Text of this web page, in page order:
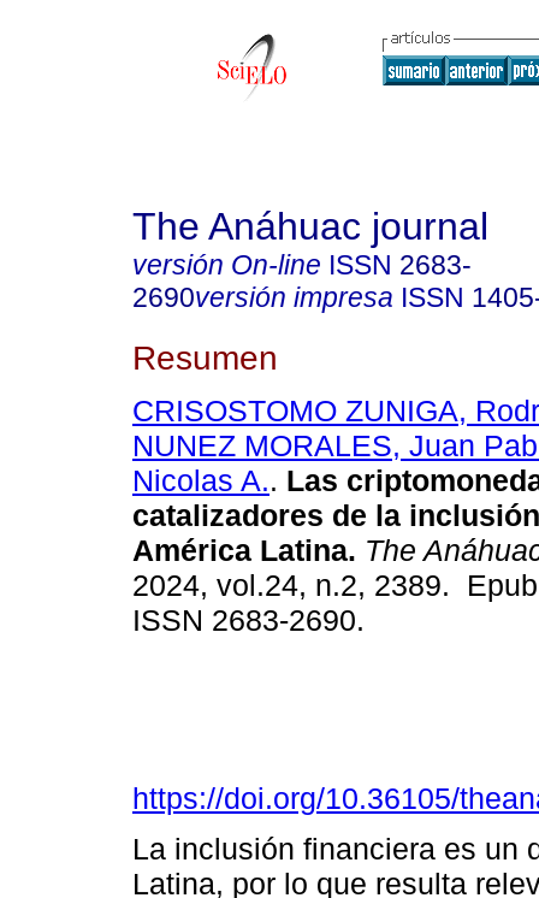
The Anáhuac journal
versión On-line ISSN 2683-
2690versión impresa ISSN
Resumen
CRISOSTOMO ZUNIGA,
NUNEZ MORALES, Juan
Nicolas A.. Las
catalizadores de la
América Latina. The
2024, vol.24, n.2, 2389.
ISSN 2683-2690.
https://doi.org/10.36105/
La inclusión financiera es un
Latina, por lo que resulta